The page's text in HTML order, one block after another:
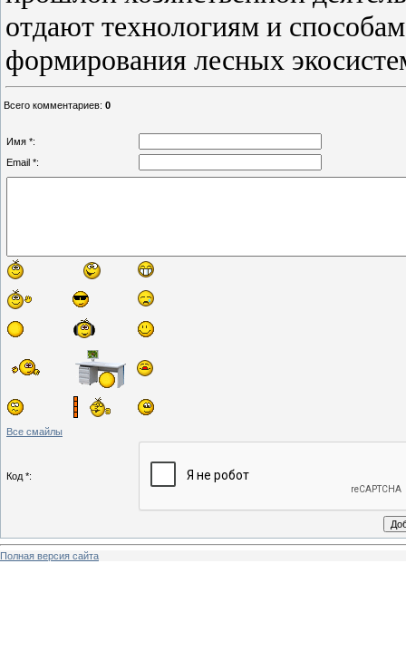
отдают технологиям и
формирования лесных
Всего комментариев: 0
Имя *:
Email *:
Все смайлы
Код *:
Полная версия сайта